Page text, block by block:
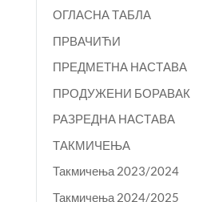
ОГЛАСНА ТАБЛА
ПРВАЧИЋИ
ПРЕДМЕТНА НАСТАВА
ПРОДУЖЕНИ БОРАВАК
РАЗРЕДНА НАСТАВА
ТАКМИЧЕЊА
Такмичења 2023/2024
Такмичења 2024/2025